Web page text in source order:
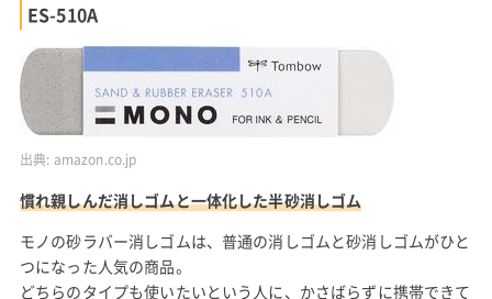
ES-510A
出典: amazon.co.jp
慣れ親しんだ消しゴムと一体化した半砂消しゴム
モノの砂ラバー消しゴムは、普通の消しゴムと砂消しゴムがひと
つになった人気の商品。
どちらのタイプも使いたいという人に、かさばらずに携帯できて